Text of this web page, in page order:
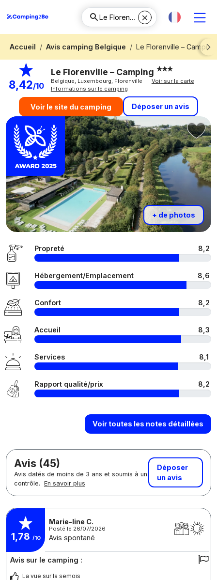
Accueil Avis camping Belgique
Le Florenville – Camping
Next
8,42/10
Le Florenville – Camping
Belgique, Luxembourg, Florenville
Voir sur la carte
Informations sur le camping
Voir le site du camping Déposer un avis
+ de photos
Propreté 8,2
Hébergement/Emplacement 8,6
Confort 8,2
Accueil 8,3
Services 8,1
Rapport qualité/prix 8,2
Voir toutes les notes détaillées
Avis (45)
Avis datés de moins de 3 ans et soumis à un
contrôle. En savoir plus
Déposer
un avis
1,78 /10
Marie-line C.
Posté le 26/07/2026
Avis spontané
Avis sur le camping :
La vue sur la semois